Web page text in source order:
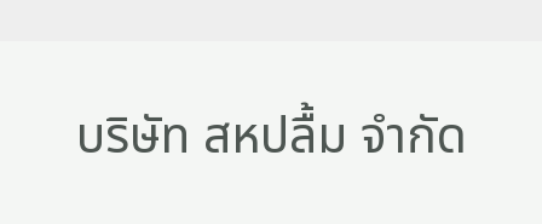
บริษัท สหปลื้ม จำกัด